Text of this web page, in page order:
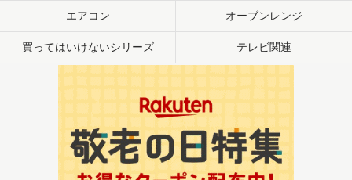
エアコン オーブンレンジ
買ってはいけないシリーズ テレビ関連